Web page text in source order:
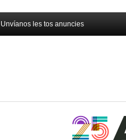
Unvíanos les tos anuncies